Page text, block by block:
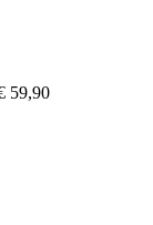
59,90